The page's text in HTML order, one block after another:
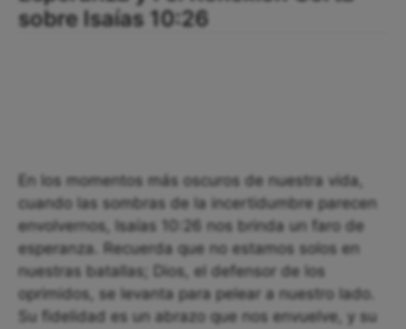
sobre Isaías 10:26
En los momentos más oscuros de nuestra vida,
cuando las sombras de la incertidumbre parecen
envolvernos, Isaías 10:26 nos brinda un faro de
esperanza. Recuerda que no estamos solos en
nuestras batallas; Dios, el defensor de los
oprimidos, se levanta para pelear a nuestro lado.
Su fidelidad es un abrazo que nos envuelve, y su